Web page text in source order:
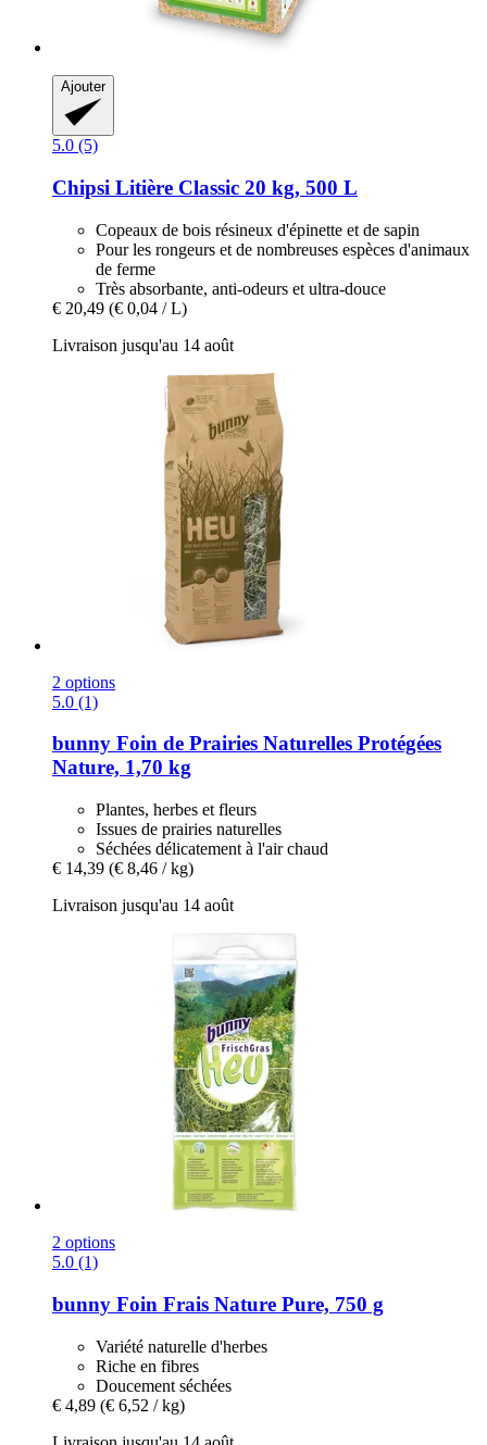
Ajouter
5.0 (5)
Chipsi Litière Classic 20 kg, 500 L
Copeaux de bois résineux d'épinette et de sapin
Pour les rongeurs et de nombreuses espèces d'animaux
de ferme
Très absorbante, anti-odeurs et ultra-douce
€ 20,49 (€ 0,04 / L)
Livraison jusqu'au 14 août
2 options
5.0 (1)
bunny Foin de Prairies Naturelles Protégées
Nature, 1,70 kg
Plantes, herbes et fleurs
Issues de prairies naturelles
Séchées délicatement à l'air chaud
€ 14,39 (€ 8,46 / kg)
Livraison jusqu'au 14 août
2 options
5.0 (1)
bunny Foin Frais Nature Pure, 750 g
Variété naturelle d'herbes
Riche en fibres
Doucement séchées
€ 4,89 (€ 6,52 / kg)